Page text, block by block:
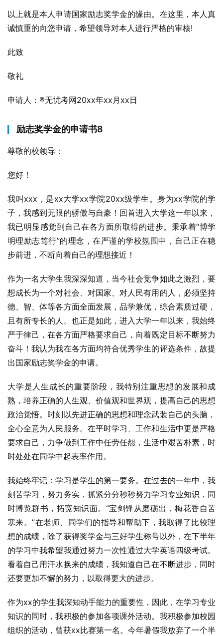
以上就是本人申请国家励志奖学金的缘由。在这里，本人真
诚慎重的向您申请，希望领导对本人进行严格的审核!
此致
敬礼
申请人：®无忧考网20xx年xx月xx日
励志奖学金的申请书8
尊敬的校领导：
您好！
我叫xxx，是xx大学xx学院20xx级学生。身为xx学院的学
子，我感到无限的骄傲与自豪！回首进入大学这一年以来，
我已明显感觉到自己在各方面所取得的进步。秉承着“博学
明理励志笃行”的理念，在严谨的学校氛围中，自己正在稳
步前进，不断向着自己的理想接近！
作为一名大学生我深深知道，当今社会竞争如此之激烈，要
想成长为一个对社会、对国家、对人民有用的人，必须坚持
德、智、体等各方面全面发展，品学兼优，综合素质过硬，
且有所专长的人。也正是如此，进入大学一年以来，我始终
严于律己，在各方面严格要求自己，向着既定目标不断努力
奋斗！我认为我在各方面均符合优秀学生的评选条件，故提
出国家励志奖学金的申请。
大学是人生成长的重要阶段，我特别注重思想的发展和成
熟，培养正确的人生观、价值观和世界观，提高自己的思想
政治觉悟。时刻以先进正确的思想和理念武装自己的头脑，
全心全意为人民服务。在平时学习、工作和生活中更是严格
要求自己，力争做到工作中任劳任怨，生活中艰苦朴素，时
时处处在同学中起表率作用。
我始终牢记：学习是学生的第一要务。在过去的一年中，我
刻苦学习，努力务实，抓紧分分秒秒努力学习专业知识，同
时博览群书，拓宽知识面。“宝剑锋从磨砺出，梅花香自苦
寒来。”在老师、同学们的指导和帮助下，我取得了比较理
想的成绩，除了获得奖学金与三好学生称号以外，在下半年
的学习中我希望我通过努力一次性通过大学英语四级考试。
看着自己用汗水换来的成绩，我知道自己在不断进步，同时
还要更加不懈的努力，以取得更大的进步。
作为xx的学生我深知动手能力的重要性，因此，在学习专业
知识的同时，我积极的参加各项课外活动。我积极参加校园
组织的活动，曾获xx比赛第一名。今年暑假我放弃了一个半